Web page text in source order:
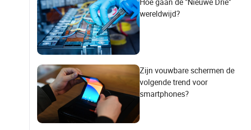
wereldwijd?
Zijn vouwbare schermen de
volgende trend voor
smartphones?